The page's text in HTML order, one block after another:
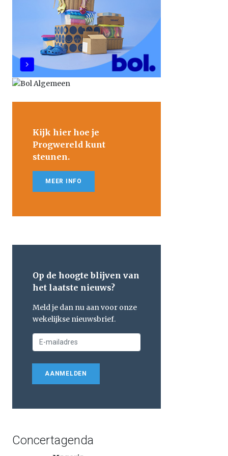
Kijk hier hoe je
Progwereld kunt
steunen.
MEER INFO
Op de hoogte blijven van
het laatste nieuws?
Meld je dan nu aan voor onze
wekelijkse nieuwsbrief.
AANMELDEN
Concertagenda